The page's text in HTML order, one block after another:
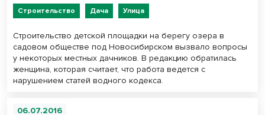
Строительство Дача Улица
Строительство детской площадки на берегу озера в
садовом обществе под Новосибирском вызвало вопросы
у некоторых местных дачников. В редакцию обратилась
женщина, которая считает, что работа ведется с
нарушением статей водного кодекса.
06.07.2016